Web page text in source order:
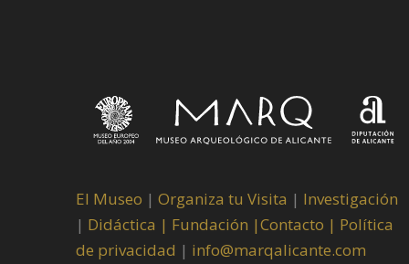
El Museo | Organiza tu Visita | Investigación
| Didáctica | Fundación |Contacto | Política
de privacidad | info@marqalicante.com